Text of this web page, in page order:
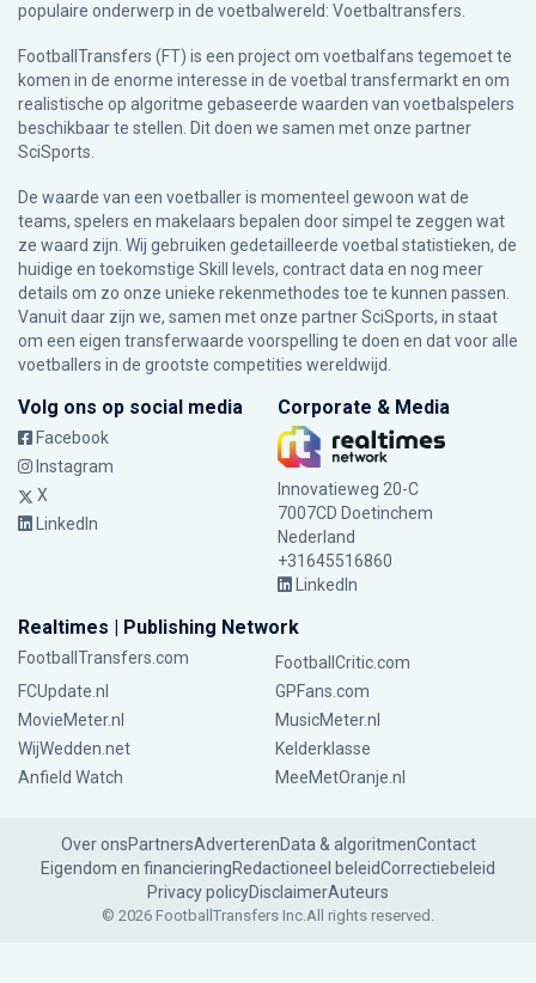
populaire onderwerp in de voetbalwereld: Voetbaltransfers.
FootballTransfers (FT) is een project om voetbalfans tegemoet te
komen in de enorme interesse in de voetbal transfermarkt en om
realistische op algoritme gebaseerde waarden van voetbalspelers
beschikbaar te stellen. Dit doen we samen met onze partner
SciSports
De waarde van een voetballer is momenteel gewoon wat de
teams, spelers en makelaars bepalen door simpel te zeggen wat
ze waard zijn. Wij gebruiken gedetailleerde voetbal statistieken, de
huidige en toekomstige Skill levels, contract data en nog meer
details om zo onze unieke rekenmethodes toe te kunnen passen.
Vanuit daar zijn we, samen met onze partner SciSports, in staat
om een eigen transferwaarde voorspelling te doen en dat voor alle
voetballers in de grootste competities wereldwijd.
Volg ons op social media
Facebook
Instagram
X
LinkedIn
Corporate & Media
Innovatieweg 20-C
7007CD Doetinchem
Nederland
+31645516860
LinkedIn
Realtimes | Publishing Network
FootballTransfers.com
FootballCritic.com
FCUpdate.nl
GPFans.com
MovieMeter.nl
MusicMeter.nl
WijWedden.net
Kelderklasse
Anfield Watch
MeeMetOranje.nl
Over onsPartnersAdverterenData & algoritmenContact
Eigendom en financieringRedactioneel beleidCorrectiebeleid
Privacy policyDisclaimerAuteurs
© 2026 FootballTransfers Inc.All rights reserved.